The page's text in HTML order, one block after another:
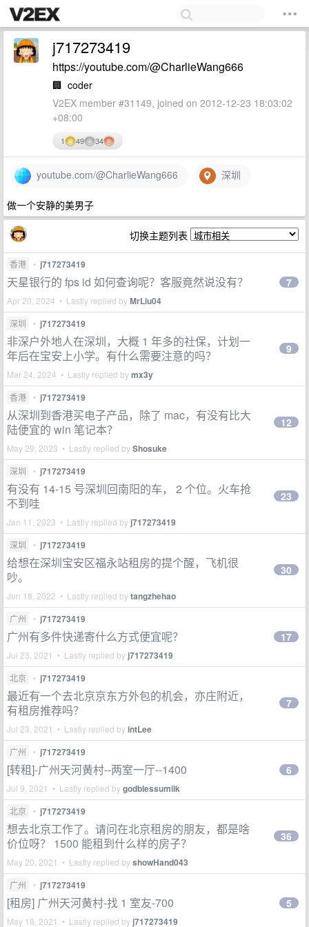
j717273419
https://youtube.com/@CharlieWang666
🏢 coder
V2EX member #31149, joined on 2012-12-23 18:03:02
+08:00
1 49 34
youtube.com/@CharlieWang666 深圳
做一个安静的美男子
切换主题列表
香港 • j717273419
天星银行的 fps id 如何查询呢？客服竟然说没有？
Apr 20, 2024 • Lastly replied byMrLiu04
7
深圳 • j717273419
非深户外地人在深圳，大概 1 年多的社保，计划一
年后在宝安上小学。有什么需要注意的吗？
Mar 24, 2024 • Lastly replied bymx3y
9
香港 • j717273419
从深圳到香港买电子产品，除了 mac，有没有比大
陆便宜的 win 笔记本？
May 29, 2023 • Lastly replied byShosuke
12
深圳 • j717273419
有没有 14-15 号深圳回南阳的车， 2 个位。火车抢
不到哇
Jan 11, 2023 • Lastly replied by j717273419
23
深圳 • j717273419
给想在深圳宝安区福永站租房的提个醒，飞机很
吵。
Jun 18, 2022 • Lastly replied bytangzhehao
30
广州 • j717273419
广州有多件快递寄什么方式便宜呢？
Jul 23, 2021 • Lastly replied by j717273419
17
北京 • j717273419
最近有一个去北京京东方外包的机会，亦庄附近，
有租房推荐吗？
Jul 23, 2021 • Lastly replied byintLee
7
广州 • j717273419
[转租]-广州天河黄村--两室一厅--1400
Jul 9, 2021 • Lastly replied bygodblessumilk
6
北京 • j717273419
想去北京工作了。请问在北京租房的朋友，都是啥
价位呀？ 1500 能租到什么样的房子？
May 20, 2021 • Lastly replied byshowHand043
36
广州 • j717273419
[租房] 广州天河黄村-找 1 室友-700
May 18, 2021 • Lastly replied by j717273419
5